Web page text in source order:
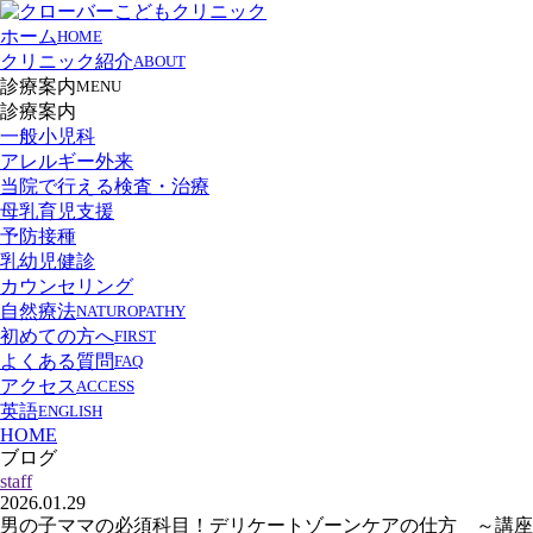
ホームHOME
クリニック紹介ABOUT
診療案内MENU
診療案内
一般小児科
アレルギー外来
当院で行える検査・治療
母乳育児支援
予防接種
乳幼児健診
カウンセリング
自然療法NATUROPATHY
初めての方へFIRST
よくある質問FAQ
アクセスACCESS
英語ENGLISH
HOME
ブログ
staff
2026.01.29
男の子ママの必須科目！デリケートゾーンケアの仕方 ～講